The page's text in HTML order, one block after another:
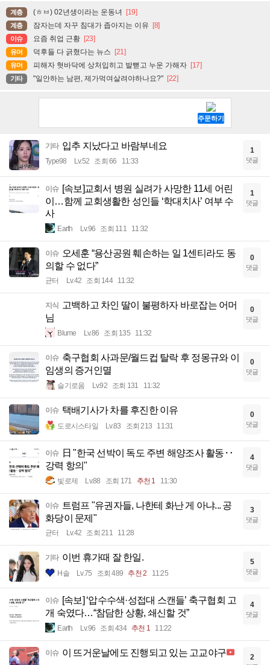
계층 (ㅎㅂ) 02년생이라는 운동녀 [19]
계층 잠자는데 자꾸 침대가 좁아지는 이유 [8]
이슈 요즘 취업 근황 [23]
유머 덕후들 다 긁혔다는 뉴스 [21]
유머 피해자 혓바닥에 상처입히고 발뻗고 누운 가해자 [17]
기타 "일안하는 남편, 제가먹여살려야하나요?" [22]
기타 입추 지났다고 바람부네요
Type98 Lv.52 조회 66 11:33
1
댓글
이슈 [속보]교회서 병원 실려가 사망한 11세 어린
이…함께 교회생활한 성인들 ‘학대치사’ 여부 수
사
Earth Lv.96 조회 111 11:32
1
댓글
이슈 오세훈 “용산공원 훼손하는 일 1센티라도 동
의할 수 없다”
균터 Lv.42 조회 144 11:32
0
댓글
지식 고백하고 차인 딸이 불평하자 바로잡는 어머
님
Blume Lv.86 조회 135 11:32
0
댓글
이슈 축구협회 사과문/월드컵 탈락 후 정몽규와 이
임생의 증거인멸
슬기로움 Lv.92 조회 131 11:32
0
댓글
이슈 택배기사가 차를 후진한 이유
도로시스타일 Lv.83 조회 213 11:31
0
댓글
이슈
日 "한국 선박이 독도 주변 해양조사 활동‥
강력 항의"
빛로제 Lv.88 조회 171 추천 1 11:30
4
댓글
이슈
트럼프 "유권자들, 나한테 화난 게 아냐... 공
화당이 문제"
균터 Lv.42 조회 211 11:28
3
댓글
기타 이번 휴가때 잘 한일.
H솔 Lv.75 조회 489 추천 2 11:25
5
댓글
이슈 [속보] ‘압수수색·성접대 스캔들’ 축구협회 고
개 숙였다…“참담한 상황, 쇄신할 것”
Earth Lv.96 조회 434 추천 1 11:22
4
댓글
이슈 이 뜨거운날에도 진행되고 있는 고교야구 2